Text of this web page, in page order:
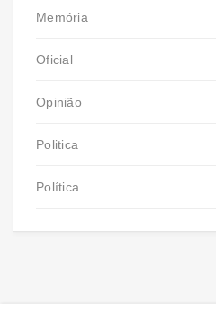
Memória
Oficial
Opinião
Politica
Política